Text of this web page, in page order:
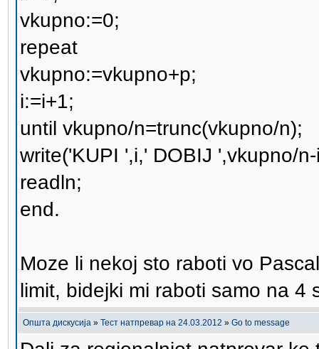
vkupno:=0;
repeat
vkupno:=vkupno+p;
i:=i+1;
until vkupno/n=trunc(vkupno/n);
write('KUPI ',i,' DOBIJ ',vkupno/
readln;
end.
Moze li nekoj sto raboti vo
limit, bidejki mi raboti samo na 4
Општа дискусија » Тест натпревар на 24.03.2012 » Go to message